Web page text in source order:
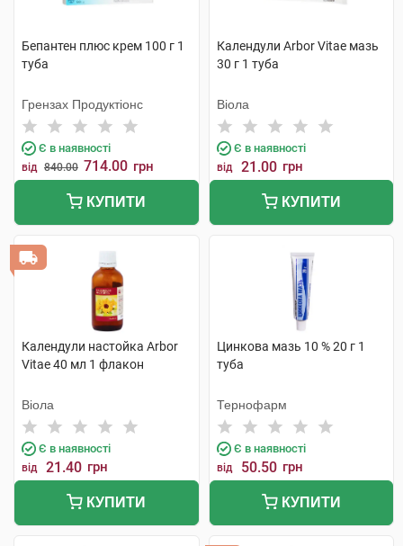
Бепантен плюс крем 100 г 1
туба
Грензах Продуктіонс
Є в наявності
від 840.00 714.00 грн
КУПИТИ
Календули Arbor Vitae мазь
30 г 1 туба
Віола
Є в наявності
від 21.00 грн
КУПИТИ
Календули настойка Arbor
Vitae 40 мл 1 флакон
Віола
Є в наявності
від 21.40 грн
КУПИТИ
Цинкова мазь 10 % 20 г 1
туба
Тернофарм
Є в наявності
від 50.50 грн
КУПИТИ